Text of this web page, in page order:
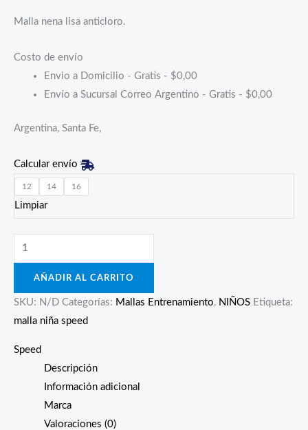
Malla nena lisa anticloro.
Costo de envío
Envio a Domicilio - Gratis - $0,00
Envío a Sucursal Correo Argentino - Gratis - $0,00
Argentina, Santa Fe,
Calcular envío
12 14 16
Limpiar
AÑADIR AL CARRITO
SKU: N/D Categorías: Mallas Entrenamiento, NIÑOS Etiqueta:
malla niña speed
Speed
Descripción
Información adicional
Marca
Valoraciones (0)